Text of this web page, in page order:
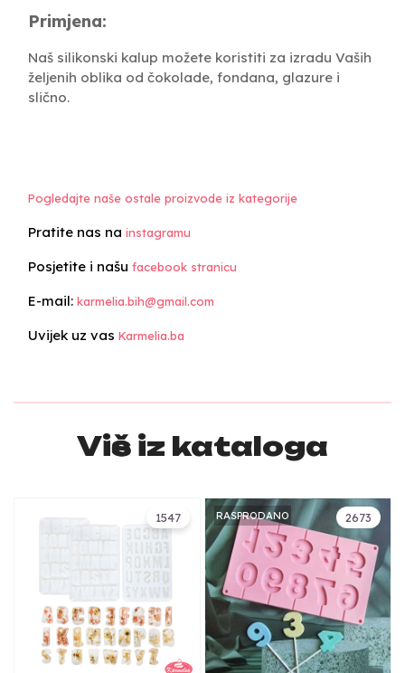
Primjena:
Naš silikonski kalup možete koristiti za izradu Vaših
željenih oblika od čokolade, fondana, glazure i
slično.
Pogledajte naše ostale proizvode iz kategorije
Pratite nas na instagramu
Posjetite i našu facebook stranicu
E-mail: karmelia.bih@gmail.com
Uvijek uz vas Karmelia.ba
Više iz kataloga
1547 2673
RASPRODANO